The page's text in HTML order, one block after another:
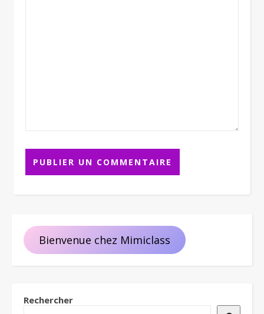
Bienvenue chez Mimiclass
Rechercher